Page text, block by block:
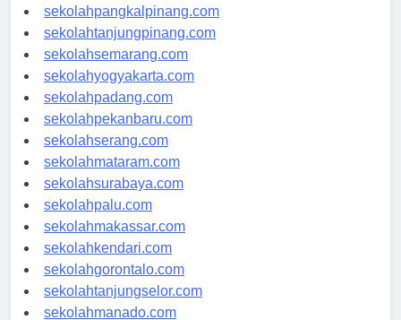
sekolahbengkulu.com
sekolahpangkalpinang.com
sekolahtanjungpinang.com
sekolahsemarang.com
sekolahyogyakarta.com
sekolahpadang.com
sekolahpekanbaru.com
sekolahserang.com
sekolahmataram.com
sekolahsurabaya.com
sekolahpalu.com
sekolahmakassar.com
sekolahkendari.com
sekolahgorontalo.com
sekolahtanjungselor.com